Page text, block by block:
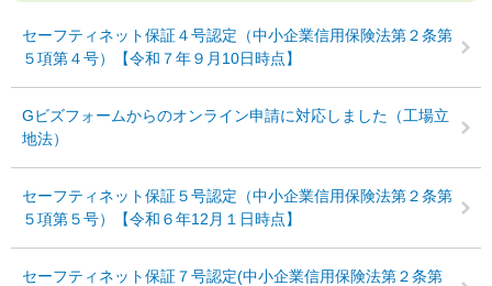
セーフティネット保証４号認定（中小企業信用保険法第２条第
５項第４号）【令和７年９月10日時点】
Gビズフォームからのオンライン申請に対応しました（工場立
地法）
セーフティネット保証５号認定（中小企業信用保険法第２条第
５項第５号）【令和６年12月１日時点】
セーフティネット保証７号認定(中小企業信用保険法第２条第